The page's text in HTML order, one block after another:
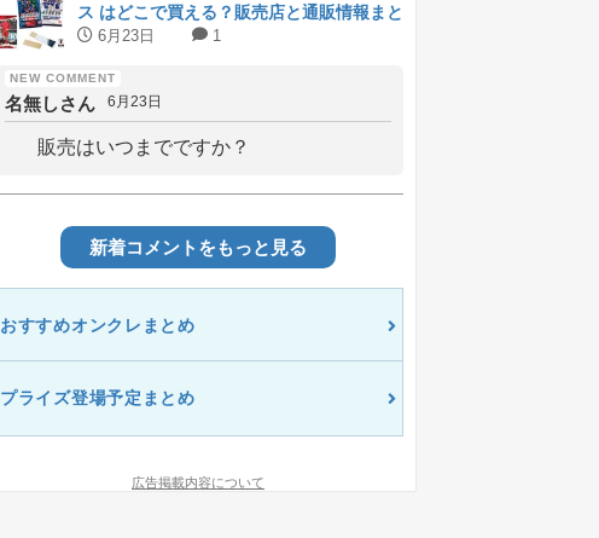
ス はどこで買える？販売店と通販情報まと
め 6月23日 1
名無しさん 6月23日
販売はいつまでですか？
新着コメントをもっと見る
おすすめオンクレまとめ
プライズ登場予定まとめ
広告掲載内容について